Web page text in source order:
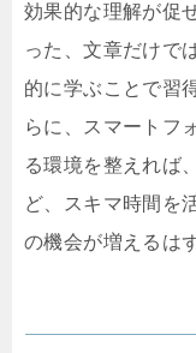
効果的な理解が促
った、文章だけで
的に学ぶことで習
らに、スマートフ
る環境を整えれば
ど、スキマ時間を
の機会が増えるは